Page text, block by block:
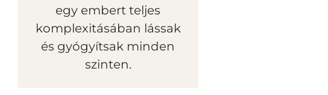
egy embert teljes
komplexitásában lássak
és gyógyítsak minden
szinten.